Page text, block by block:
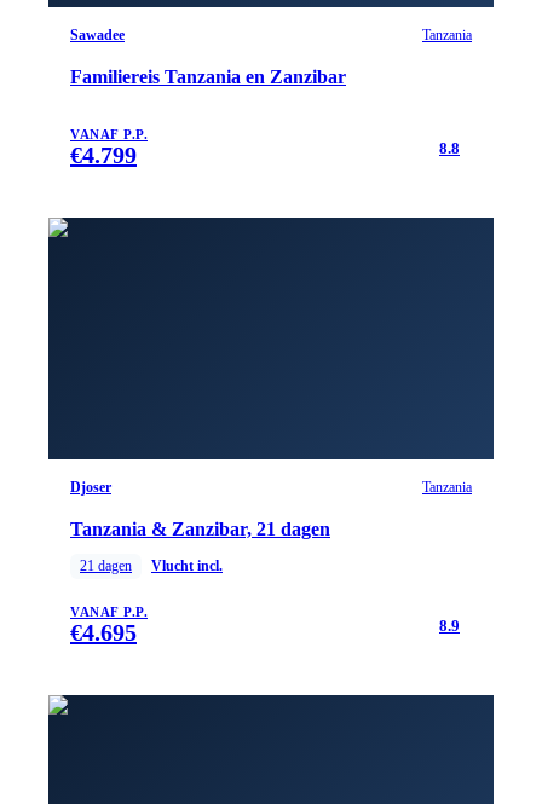
Sawadee Tanzania
Familiereis Tanzania en Zanzibar
VANAF P.P.
€4.799 8.8
Djoser Tanzania
Tanzania & Zanzibar, 21 dagen
21 dagen Vlucht incl.
VANAF P.P.
€4.695 8.9